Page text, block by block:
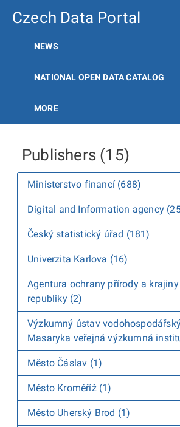
Czech Data Portal
NEWS
NATIONAL OPEN DATA CATALOG
MORE
Publishers (15)
Ministerstvo financí (688)
Digital and Information agency
Český statistický úřad (181)
Univerzita Karlova (16)
Agentura ochrany přírody a krajiny
republiky (2)
Výzkumný ústav
Masaryka veřejná výzkumná
Město Čáslav (1)
Město Kroměříž (1)
Město Uherský Brod (1)